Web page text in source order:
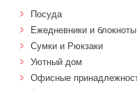
Посуда
Ежедневники и блокноты
Сумки и Рюкзаки
Уютный дом
Офисные